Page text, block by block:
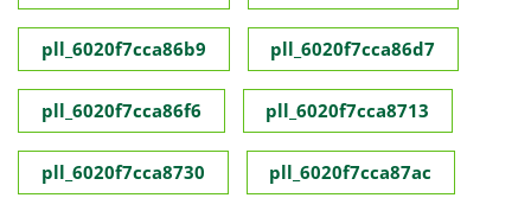
pll_6020f7cca86b9 pll_6020f7cca86d7
pll_6020f7cca86f6 pll_6020f7cca8713
pll_6020f7cca8730 pll_6020f7cca87ac